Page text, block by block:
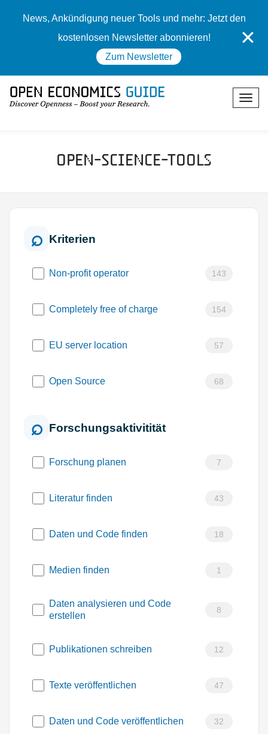
News, Ankündigung neuer Tools und mehr: Jetzt den
kostenlosen Newsletter abonnieren!
Zum Newsletter
✕
Open-Science-Tools
Kriterien
Non-profit operator 143
Completely free of charge 154
EU server location 57
Open Source 68
Forschungsaktivitität
Forschung planen 7
Literatur finden 43
Daten und Code finden 18
Medien finden 1
Daten analysieren und Code
erstellen
8
Publikationen schreiben 12
Texte veröffentlichen 47
Daten und Code veröffentlichen 32